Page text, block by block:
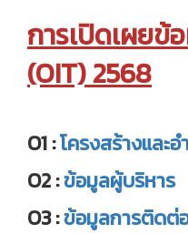
การเปิดเผยข้
(OIT) 2568
O1 :โครงสร้างและ
O2 :ข้อมูลผู้บริหาร
O3 :ข้อมูลการติดต่